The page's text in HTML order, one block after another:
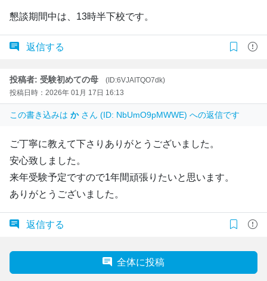
懇談期間中は、13時半下校です。
返信する
投稿者: 受験初めての母
(ID:6VJAITQO7dk)
投稿日時：2026年 01月 17日 16:13
この書き込みは か さん (ID: NbUmO9pMWWE) への返信です
ご丁寧に教えて下さりありがとうございました。
安心致しました。
来年受験予定ですので1年間頑張りたいと思います。
ありがとうございました。
返信する
全体に投稿